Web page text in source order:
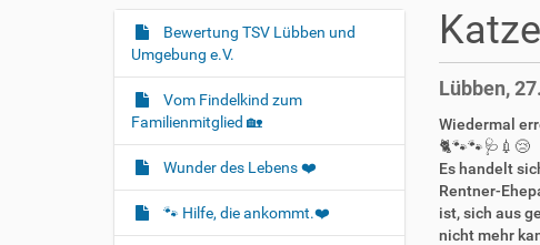
e
n
i
r
Lübben,
Wiedermal
🐈🐾🐾🩺💉😢
Es handelt
Rentner-
ist, sich aus
nicht mehr
N
a
v
i
g
a
t
i
Bewertung TSV Lübben und
Umgebung e.V.
Vom Findelkind zum
Familienmitglied 🏡
Wunder des Lebens ❤️
🐾 Hilfe, die ankommt.❤️